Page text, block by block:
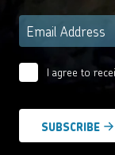
Email
Email
I agree to